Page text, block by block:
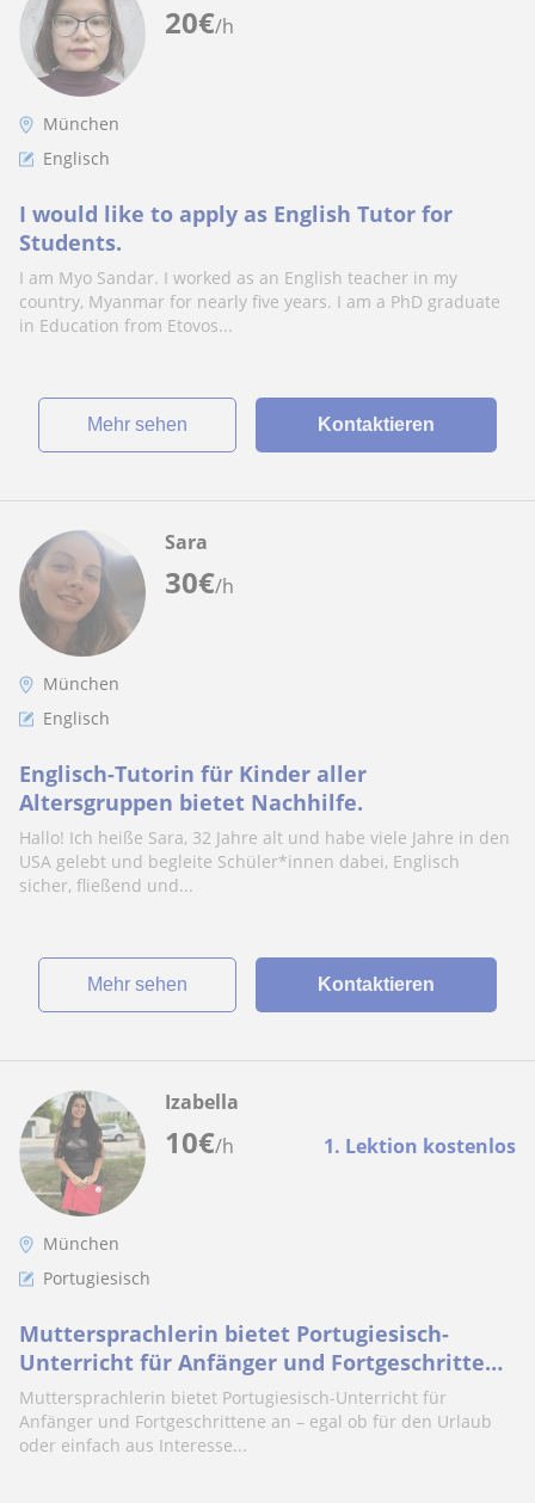
20€/h
München
Englisch
I would like to apply as English Tutor for
Students.
I am Myo Sandar. I worked as an English teacher in my
country, Myanmar for nearly five years. I am a PhD graduate
in Education from Etovos...
Mehr sehen Kontaktieren
30€/h
Sara
München
Englisch
Englisch-Tutorin für Kinder aller
Altersgruppen bietet Nachhilfe.
Hallo! Ich heiße Sara, 32 Jahre alt und habe viele Jahre in den
USA gelebt und begleite Schüler*innen dabei, Englisch
sicher, fließend und...
Mehr sehen Kontaktieren
10€/h 1. Lektion kostenlos
Izabella
München
Portugiesisch
Muttersprachlerin bietet Portugiesisch-
Unterricht für Anfänger und Fortgeschrittene
an
Muttersprachlerin bietet Portugiesisch-Unterricht für
Anfänger und Fortgeschrittene an – egal ob für den Urlaub
oder einfach aus Interesse...